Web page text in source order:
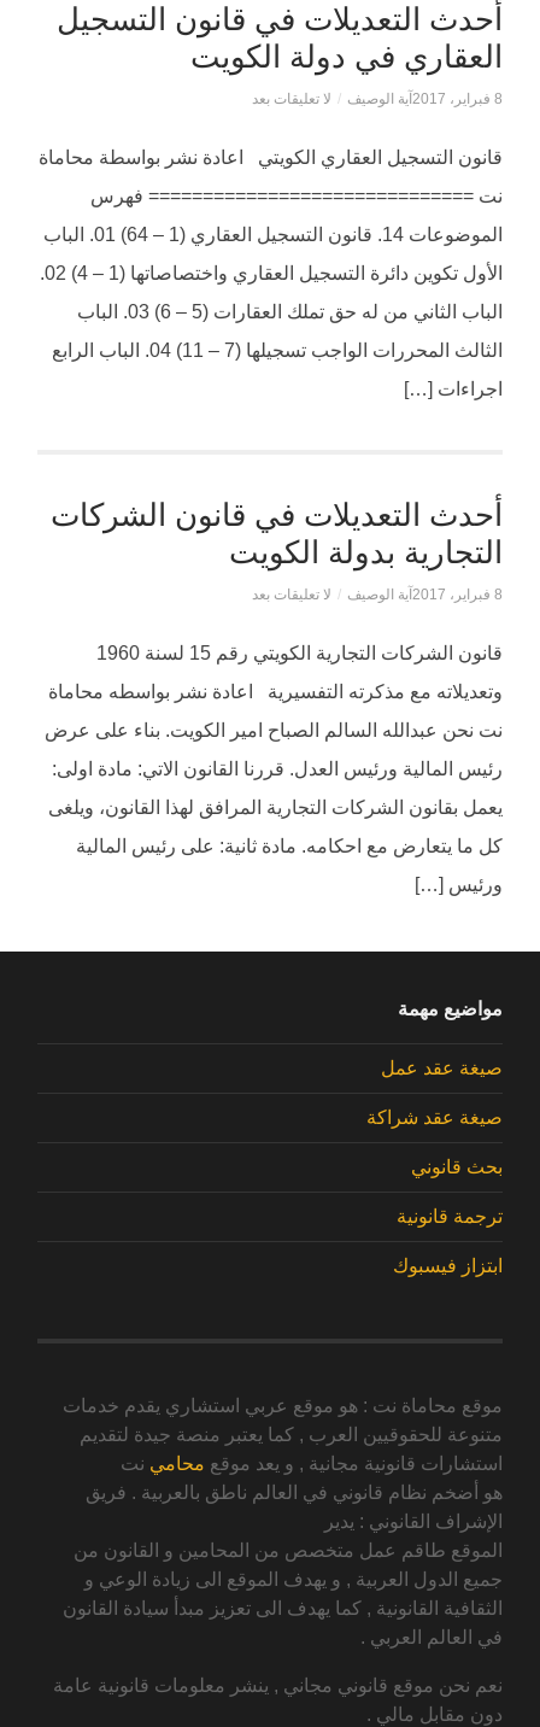
أحدث التعديلات في قانون التسجيل
العقاري في دولة الكويت
8 فبراير، 2017 آية الوصيف / لا تعليقات بعد
قانون التسجيل العقاري الكويتي اعادة نشر بواسطة محاماة
نت ============================== فهرس
الموضوعات 14. قانون التسجيل العقاري (1 – 64) 01. الباب
الأول تكوين دائرة التسجيل العقاري واختصاصاتها (1 – 4) 02.
الباب الثاني من له حق تملك العقارات (5 – 6) 03. الباب
الثالث المحررات الواجب تسجيلها (7 – 11) 04. الباب الرابع
اجراءات […]
أحدث التعديلات في قانون الشركات
التجارية بدولة الكويت
8 فبراير، 2017 آية الوصيف / لا تعليقات بعد
قانون الشركات التجارية الكويتي رقم 15 لسنة 1960
وتعديلاته مع مذكرته التفسيرية اعادة نشر بواسطه محاماة
نت نحن عبدالله السالم الصباح امير الكويت. بناء على عرض
رئيس المالية ورئيس العدل. قررنا القانون الاتي: مادة اولى:
يعمل بقانون الشركات التجارية المرافق لهذا القانون، ويلغى
كل ما يتعارض مع احكامه. مادة ثانية: على رئيس المالية
ورئيس […]
مواضيع مهمة
صيغة عقد عمل
صيغة عقد شراكة
بحث قانوني
ترجمة قانونية
ابتزاز فيسبوك
موقع محاماة نت : هو موقع عربي استشاري يقدم خدمات
متنوعة للحقوقيين العرب , كما يعتبر منصة جيدة لتقديم
استشارات قانونية مجانية , و يعد موقع محامي نت
هو أضخم نظام قانوني في العالم ناطق بالعربية . فريق
الإشراف القانوني : يدير
الموقع طاقم عمل متخصص من المحامين و القانون من
جميع الدول العربية , و يهدف الموقع الى زيادة الوعي و
الثقافية القانونية , كما يهدف الى تعزيز مبدأ سيادة القانون
في العالم العربي .
نعم نحن موقع قانوني مجاني , ينشر معلومات قانونية عامة
دون مقابل مالي .